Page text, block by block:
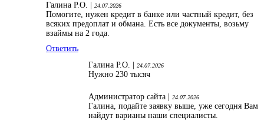
Галина Р.О. | 24.07.2026
Помогите, нужен кредит в банке или частный кредит, без
всяких предоплат и обмана. Есть все документы, возьму
взаймы на 2 года.
Ответить
Галина Р.О. |
24.07.2026
Нужно 230 тысяч
Администратор сайта | 24.07.2026
Галина, подайте заявку выше, уже сегодня Вам
найдут варианы наши специалисты.